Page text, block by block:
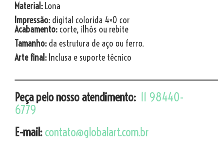
Material: Lona
Impressão: digital colorida 4×0 cor
Acabamento: corte, ilhós ou rebite
Tamanho: da estrutura de aço ou ferro.
Arte final: Inclusa e suporte técnico
Peça pelo nosso atendimento: 11 98440-
6779
E-mail: contato@globalart.com.br